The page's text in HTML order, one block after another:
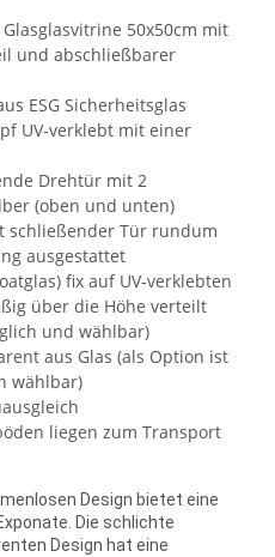
50x50cm mit
und abschließbarer
ESG Sicherheitsglas
UV-verklebt mit einer
Drehtür mit 2
(oben und unten)
schließender Tür rundum
ausgestattet
fix auf UV-verklebten
über die Höhe verteilt
und wählbar)
aus Glas (als Option ist
wählbar)
liegen zum Transport
Design bietet eine
Die schlichte
Design hat eine